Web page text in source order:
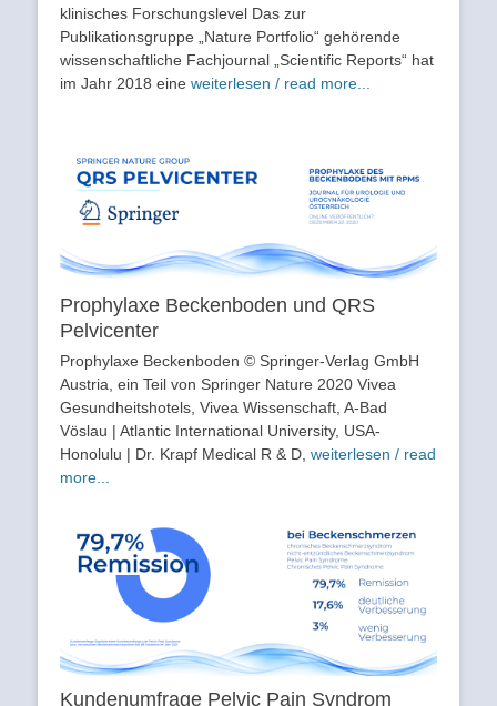
klinisches Forschungslevel Das zur
Publikationsgruppe „Nature Portfolio“ gehörende
wissenschaftliche Fachjournal „Scientific Reports“ hat
im Jahr 2018 eine weiterlesen / read more...
Prophylaxe Beckenboden und QRS
Pelvicenter
Prophylaxe Beckenboden © Springer-Verlag GmbH
Austria, ein Teil von Springer Nature 2020 Vivea
Gesundheitshotels, Vivea Wissenschaft, A-Bad
Vöslau | Atlantic International University, USA-
Honolulu | Dr. Krapf Medical R & D, weiterlesen / read
more...
Kundenumfrage Pelvic Pain Syndrom